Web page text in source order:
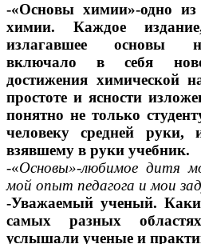
-«Основы химии»-одно
химии. Каждое
излагавшее основы
включало в себя
достижения химической
простоте и ясности
понятно не только
человеку средней руки,
взявшему в руки учебник.
-«Основы»-любимое дитя
мой опыт педагога и мои
-Уважаемый ученый.
самых разных
услышали ученые и